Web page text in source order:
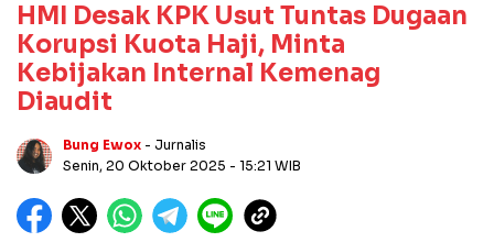
HMI Desak KPK Usut Tuntas Dugaan
Korupsi Kuota Haji, Minta
Kebijakan Internal Kemenag
Diaudit
Bung Ewox - Jurnalis
Senin, 20 Oktober 2025 - 15:21 WIB